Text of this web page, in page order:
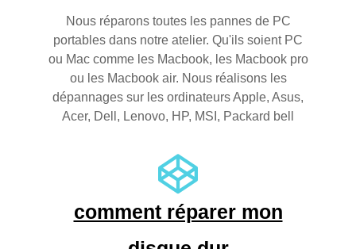
Nous réparons toutes les pannes de PC
portables dans notre atelier. Qu'ils soient PC
ou Mac comme les Macbook, les Macbook pro
ou les Macbook air. Nous réalisons les
dépannages sur les ordinateurs Apple, Asus,
Acer, Dell, Lenovo, HP, MSI, Packard bell
comment réparer mon